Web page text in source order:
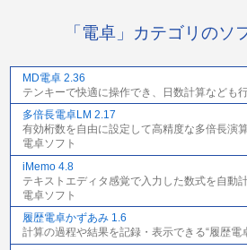
「電卓」カテゴリのソ
MD電卓 2.36
テンキーで快適に操作でき、日数計算なども
多倍長電卓LM 2.17
有効桁数を自由に設定して高精度な多倍長演
電卓ソフト
iMemo 4.8
テキストエディタ感覚で入力した数式を自動
電卓ソフト
履歴電卓かずあみ 1.6
計算の過程や結果を記録・表示できる“履歴電